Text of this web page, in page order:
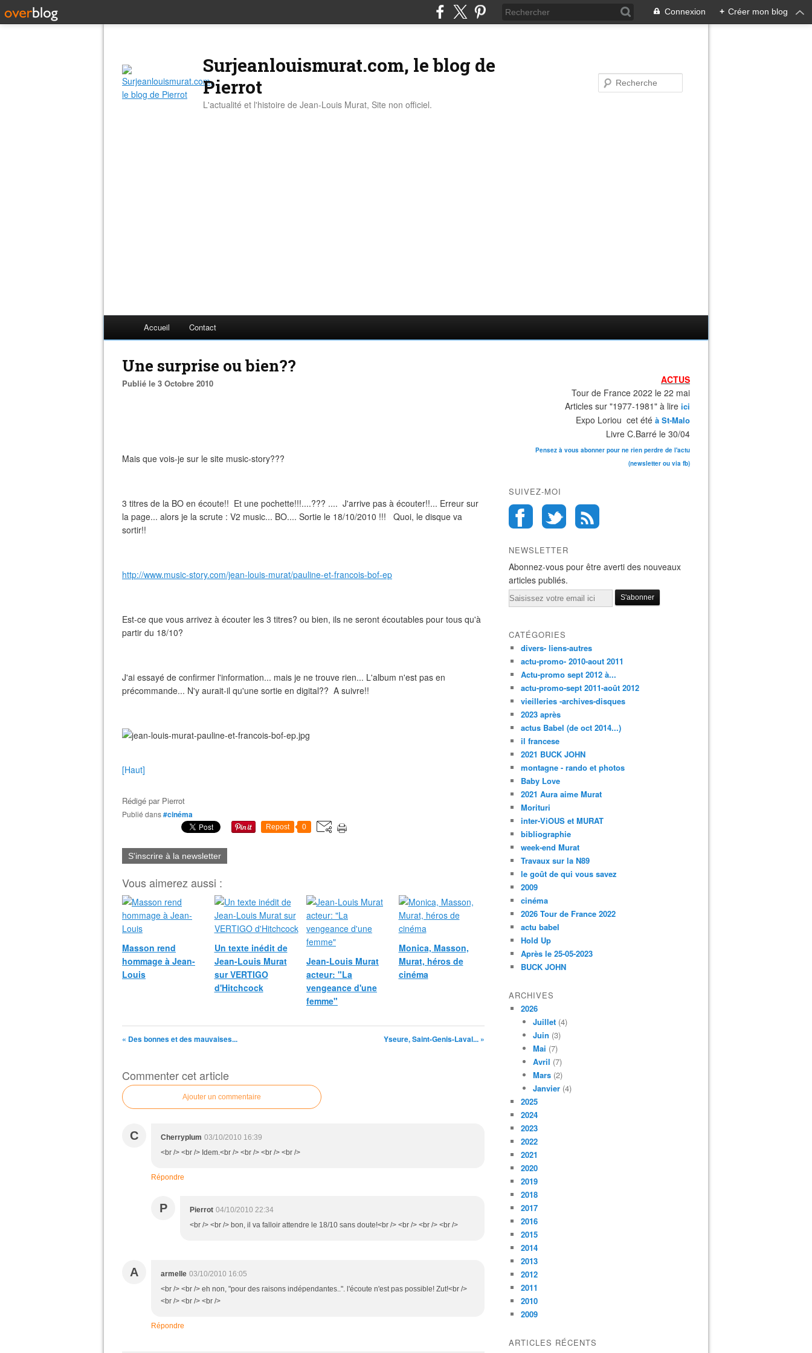
Connexion + Créer mon blog
Surjeanlouismurat.com, le blog de
Pierrot
L'actualité et l'histoire de Jean-Louis Murat, Site non officiel.
Accueil Contact
Une surprise ou bien??
Publié le 3 Octobre 2010
Mais que vois-je sur le site music-story???
3 titres de la BO en écoute!! Et une pochette!!!....??? .... J'arrive pas à écouter!!... Erreur sur
la page... alors je la scrute : V2 music... BO.... Sortie le 18/10/2010 !!! Quoi, le disque va
sortir!!
http://www.music-story.com/jean-louis-murat/pauline-et-francois-bof-ep
Est-ce que vous arrivez à écouter les 3 titres? ou bien, ils ne seront écoutables pour tous qu'à
partir du 18/10?
J'ai essayé de confirmer l'information... mais je ne trouve rien... L'album n'est pas en
précommande... N'y aurait-il qu'une sortie en digital?? A suivre!!
[Haut]
Rédigé par Pierrot
Publié dans#cinéma
Repost 0
S'inscrire à la newsletter
Vous aimerez aussi :
Masson rend
hommage à Jean-
Louis
Un texte inédit de
Jean-Louis Murat
sur VERTIGO
d'Hitchcock
Jean-Louis Murat
acteur: "La
vengeance d'une
femme"
Monica, Masson,
Murat, héros de
cinéma
« Des bonnes et des mauvaises... Yseure, Saint-Genis-Laval... »
Commenter cet article
Ajouter un commentaire
C Cherryplum 03/10/2010 16:39
<br /> <br /> Idem.<br /> <br /> <br /> <br />
Répondre
P Pierrot 04/10/2010 22:34
<br /> <br /> bon, il va falloir attendre le 18/10 sans doute!<br /> <br /> <br /> <br />
A armelle 03/10/2010 16:05
<br /> <br /> eh non, "pour des raisons indépendantes..". l'écoute n'est pas possible! Zut!<br />
<br /> <br /> <br />
Répondre
ACTUS
Tour de France 2022 le 22 mai
Articles sur "1977-1981" à lire ici
Expo Loriou cet été à St-Malo
Livre C.Barré le 30/04
Pensez à vous abonner pour ne rien perdre de l'actu
(newsletter ou via fb)
SUIVEZ-MOI
NEWSLETTER
Abonnez-vous pour être averti des nouveaux
articles publiés.
Email
CATÉGORIES
divers- liens-autres
actu-promo- 2010-aout 2011
Actu-promo sept 2012 à...
actu-promo-sept 2011-août 2012
vieilleries -archives-disques
2023 après
actus Babel (de oct 2014...)
il francese
2021 BUCK JOHN
montagne - rando et photos
Baby Love
2021 Aura aime Murat
Morituri
inter-ViOUS et MURAT
bibliographie
week-end Murat
Travaux sur la N89
le goût de qui vous savez
2009
cinéma
2026 Tour de France 2022
actu babel
Hold Up
Après le 25-05-2023
BUCK JOHN
ARCHIVES
2026
Juillet (4)
Juin (3)
Mai (7)
Avril (7)
Mars (2)
Janvier (4)
2025
2024
2023
2022
2021
2020
2019
2018
2017
2016
2015
2014
2013
2012
2011
2010
2009
ARTICLES RÉCENTS